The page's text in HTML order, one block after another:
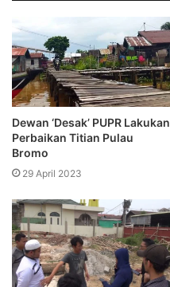
Dewan ‘Desak’ PUPR Lakukan
Perbaikan Titian Pulau
Bromo
29 April 2023